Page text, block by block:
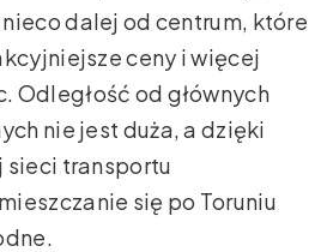
dalej od centrum, które
ceny i więcej
Odległość od głównych
nie jest duża, a dzięki
transportu
się po Toruniu